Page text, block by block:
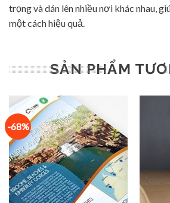
trọng và dán lên nhiều nơi khác nhau,
một cách hiệu quả.
SẢN PHẨM
-68%